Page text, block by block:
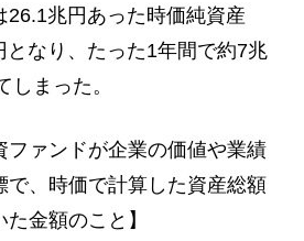
26.1兆円あった時価純資産
となり、たった1年間で約7兆
しまった。
ファンドが企業の価値や業績
で、時価で計算した資産総額
金額のこと】